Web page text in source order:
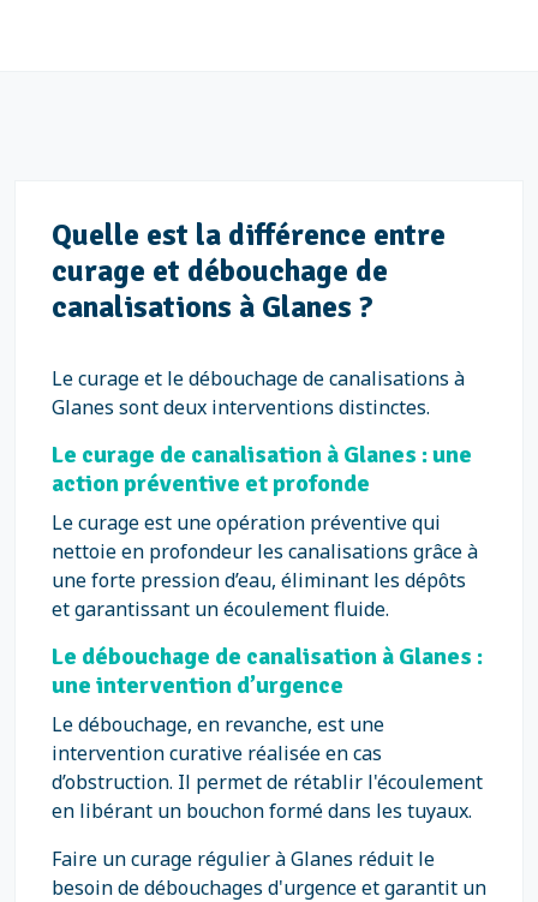
Quelle est la différence entre
curage et débouchage de
canalisations à Glanes ?
Le curage et le débouchage de canalisations à
Glanes sont deux interventions distinctes.
Le curage de canalisation à Glanes : une
action préventive et profonde
Le curage est une opération préventive qui
nettoie en profondeur les canalisations grâce à
une forte pression d’eau, éliminant les dépôts
et garantissant un écoulement fluide.
Le débouchage de canalisation à Glanes :
une intervention d’urgence
Le débouchage, en revanche, est une
intervention curative réalisée en cas
d’obstruction. Il permet de rétablir l'écoulement
en libérant un bouchon formé dans les tuyaux.
Faire un curage régulier à Glanes réduit le
besoin de débouchages d'urgence et garantit un